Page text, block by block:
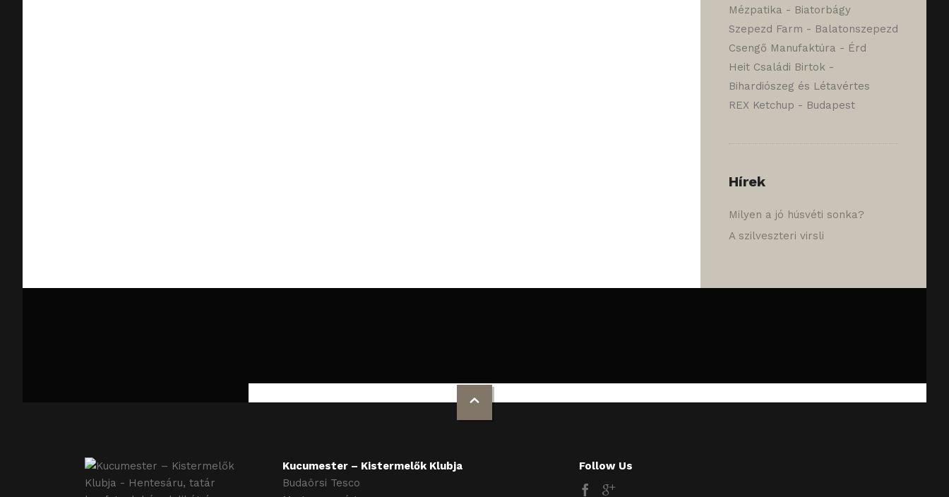
Mézpatika - Biatorbágy
Szepezd Farm - Balatonszepezd
Csengő Manufaktúra - Érd
Heit Családi Birtok -
Bihardiószeg és Létavértes
REX Ketchup - Budapest
Hírek
Milyen a jó húsvéti sonka?
A szilveszteri virsli
Kucumester – Kistermelők Klubja
Budaörsi Tesco
Follow Us